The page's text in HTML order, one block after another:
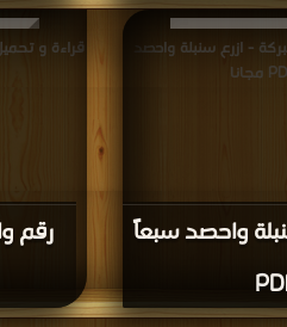
رقم
قراءة و
واحصد سبعاً
- ازرع سنبلة واحصد